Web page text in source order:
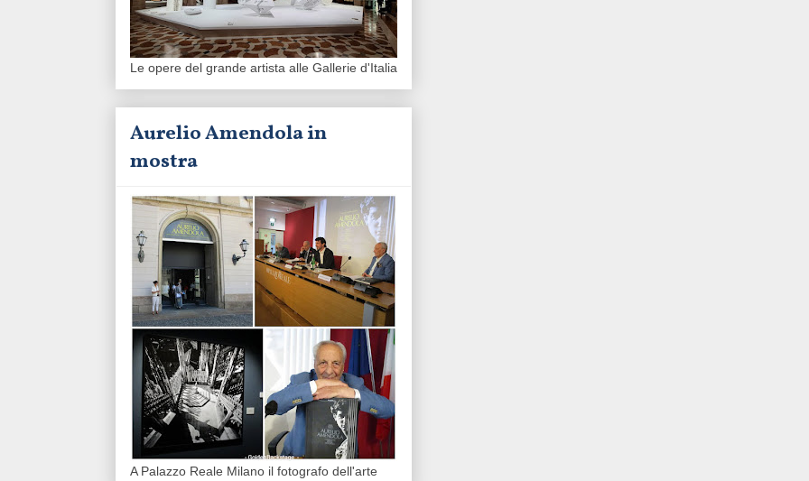
Le opere del grande artista alle Gallerie d'Italia
Aurelio Amendola in
mostra
A Palazzo Reale Milano il fotografo dell'arte